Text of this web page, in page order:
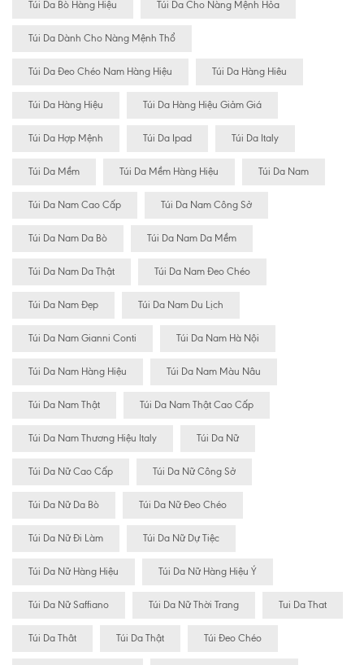
Túi Da Bò Hàng Hiệu Túi Da Cho Nàng Mệnh Hỏa
Túi Da Dành Cho Nàng Mệnh Thổ
Túi Da Đeo Chéo Nam Hàng Hiệu Túi Da Hàng Hiêu
Túi Da Hàng Hiệu Túi Da Hàng Hiệu Giảm Giá
Túi Da Hợp Mệnh Túi Da Ipad Túi Da Italy
Túi Da Mềm Túi Da Mềm Hàng Hiệu Túi Da Nam
Túi Da Nam Cao Cấp Túi Da Nam Công Sở
Túi Da Nam Da Bò Túi Da Nam Da Mềm
Túi Da Nam Da Thật Túi Da Nam Đeo Chéo
Túi Da Nam Đẹp Túi Da Nam Du Lịch
Túi Da Nam Gianni Conti Túi Da Nam Hà Nội
Túi Da Nam Hàng Hiệu Túi Da Nam Màu Nâu
Túi Da Nam Thật Túi Da Nam Thật Cao Cấp
Túi Da Nam Thương Hiệu Italy Túi Da Nữ
Túi Da Nữ Cao Cấp Túi Da Nữ Công Sở
Túi Da Nữ Da Bò Túi Da Nữ Đeo Chéo
Túi Da Nữ Đi Làm Túi Da Nữ Dự Tiệc
Túi Da Nữ Hàng Hiệu Túi Da Nữ Hàng Hiệu Ý
Túi Da Nữ Saffiano Túi Da Nữ Thời Trang Tui Da That
Túi Da Thât Túi Da Thật Túi Đeo Chéo